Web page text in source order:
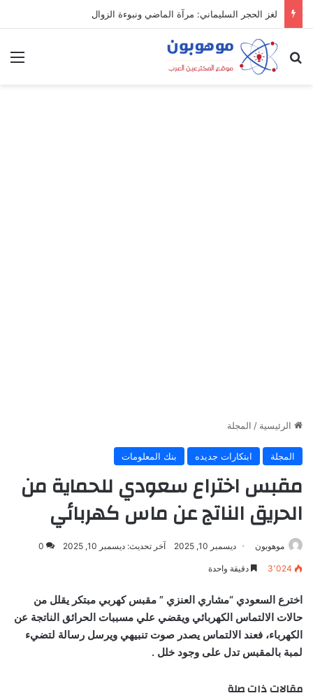
لغز الحجر السليماني: مرآة الماضي ونبوءة الزوال
بحث عن
الرئيسية / المجلة
المجلة ابتكارات جديده بنك المعلومات
مقبس اختراع سعودي للحماية من
الحريق الناتج عن ماس كهربائي
موهوبون ديسمبر 10, 2025 آخر تحديث: ديسمبر 10, 2025 0
3٬024 دقيقة واحدة
اخترع السعودي “مشاري العنزي ” مقبس كهربي مبتكر يقلل من
حالات الالتماس الكهربائي ويقضي علي مسببات الحرائق الناتجة عن
الكهرباء، فعند الالتماس يصدر صوت تنبيهي ويرسل رسالة لتضيء
لمبة بالمقبس تدل على وجود خلل .
مقالات ذات صلة